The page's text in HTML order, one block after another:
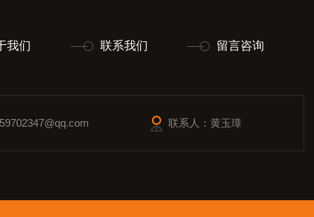
我们 联系我们 留言咨询
联系人：黄玉璋